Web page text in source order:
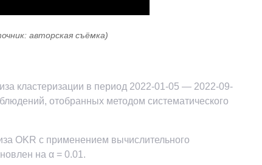
авторская съёмка)
кластеризации в период 2022-01-05 — 2022-09-
отобранных методом систематического
OKR с применением вычислительного
на α = 0.01.